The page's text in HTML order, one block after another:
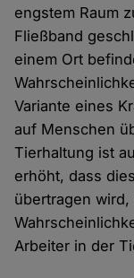
engstem Raum
Fließband
einem Ort
Variante eines
auf Menschen
Tierhaltung ist
erhöht, dass
übertragen
Arbeiter in der